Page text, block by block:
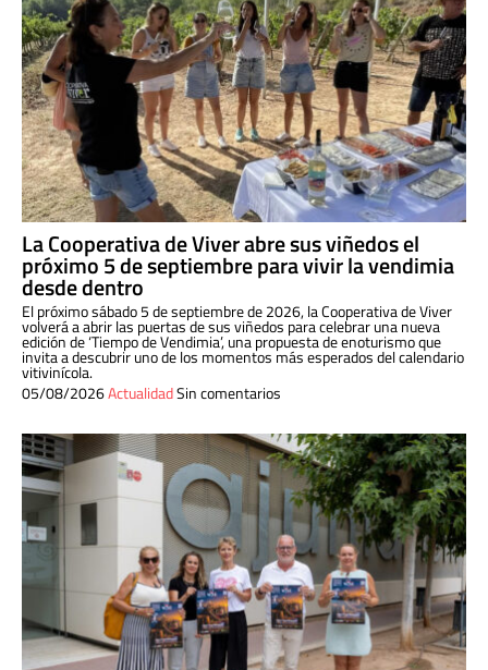
La Cooperativa de Viver abre sus viñedos el
próximo 5 de septiembre para vivir la vendimia
desde dentro
El próximo sábado 5 de septiembre de 2026, la Cooperativa de Viver
volverá a abrir las puertas de sus viñedos para celebrar una nueva
edición de ‘Tiempo de Vendimia’, una propuesta de enoturismo que
invita a descubrir uno de los momentos más esperados del calendario
vitivinícola.
05/08/2026ActualidadSin comentarios